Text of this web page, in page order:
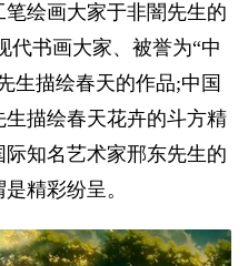
绘画大家于非闇先生的
代书画大家、被誉为“中
生描绘春天的作品;中国
描绘春天花卉的斗方精
知名艺术家邢东先生的
精彩纷呈。